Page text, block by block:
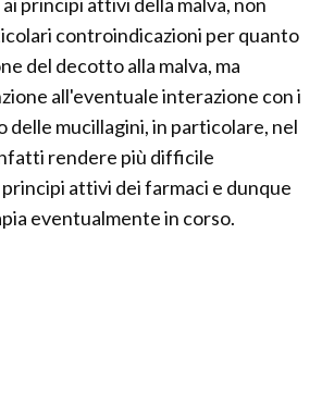
controindicazioni per quanto
del decotto alla malva, ma
all'eventuale interazione con i
delle mucillagini, in particolare, nel
rendere più difficile
attivi dei farmaci e dunque
eventualmente in corso.